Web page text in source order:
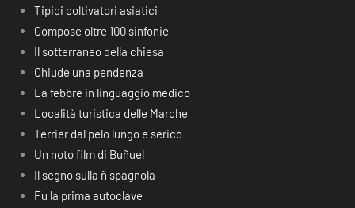
Tipici coltivatori asiatici
Compose oltre 100 sinfonie
Il sotterraneo della chiesa
Chiude una pendenza
La febbre in linguaggio medico
Località turistica delle Marche
Terrier dal pelo lungo e serico
Un noto film di Buñuel
Il segno sulla ñ spagnola
Fu la prima autoclave